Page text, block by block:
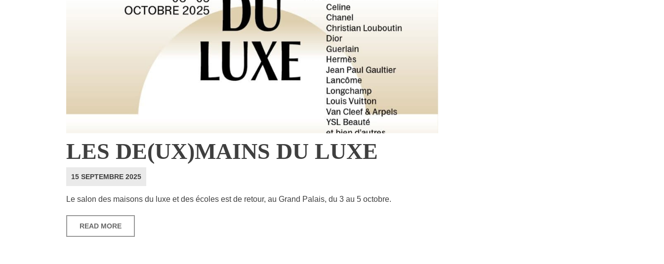
LES DE(UX)MAINS DU LUXE
15 SEPTEMBRE 2025
Le salon des maisons du luxe et des écoles est de retour, au Grand Palais, du 3 au 5 octobre.
READ MORE